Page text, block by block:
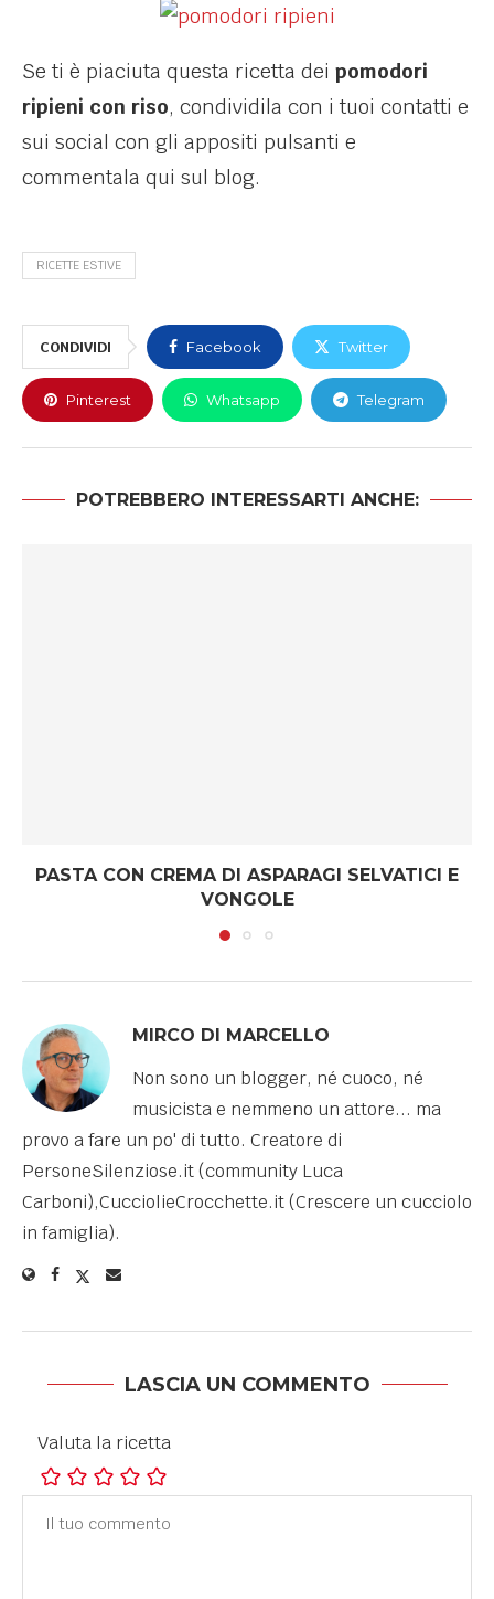
Se ti è piaciuta questa ricetta dei pomodori
ripieni con riso, condividila con i tuoi contatti e
sui social con gli appositi pulsanti e
commentala qui sul blog.
RICETTE ESTIVE
CONDIVIDI Facebook Twitter
Pinterest Whatsapp Telegram
POTREBBERO INTERESSARTI ANCHE:
PASTA CON CREMA DI ASPARAGI SELVATICI E
VONGOLE
MIRCO DI MARCELLO
Non sono un blogger, né cuoco, né
musicista e nemmeno un attore... ma
provo a fare un po' di tutto. Creatore di
PersoneSilenziose.it (community Luca
Carboni),CucciolieCrocchette.it (Crescere un cucciolo
in famiglia).
LASCIA UN COMMENTO
Valuta la ricetta